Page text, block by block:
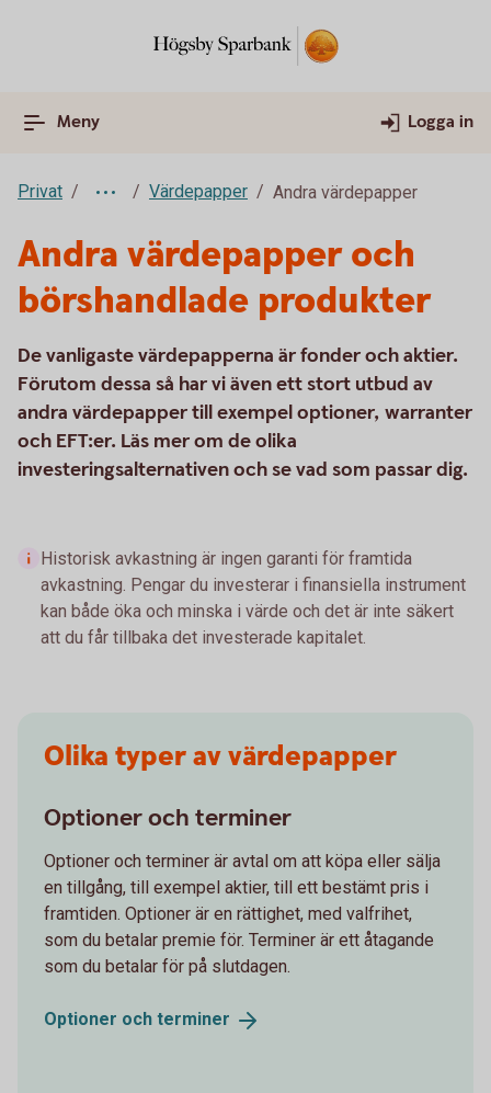
Meny Logga in
Privat Värdepapper Andra värdepapper
Andra värdepapper och
börshandlade produkter
De vanligaste värdepapperna är fonder och aktier.
Förutom dessa så har vi även ett stort utbud av
andra värdepapper till exempel optioner, warranter
och EFT:er. Läs mer om de olika
investeringsalternativen och se vad som passar dig.
Historisk avkastning är ingen garanti för framtida
avkastning. Pengar du investerar i finansiella instrument
kan både öka och minska i värde och det är inte säkert
att du får tillbaka det investerade kapitalet.
Olika typer av värdepapper
Optioner och terminer
Optioner och terminer är avtal om att köpa eller sälja
en tillgång, till exempel aktier, till ett bestämt pris i
framtiden. Optioner är en rättighet, med valfrihet,
som du betalar premie för. Terminer är ett åtagande
som du betalar för på slutdagen.
Optioner och terminer